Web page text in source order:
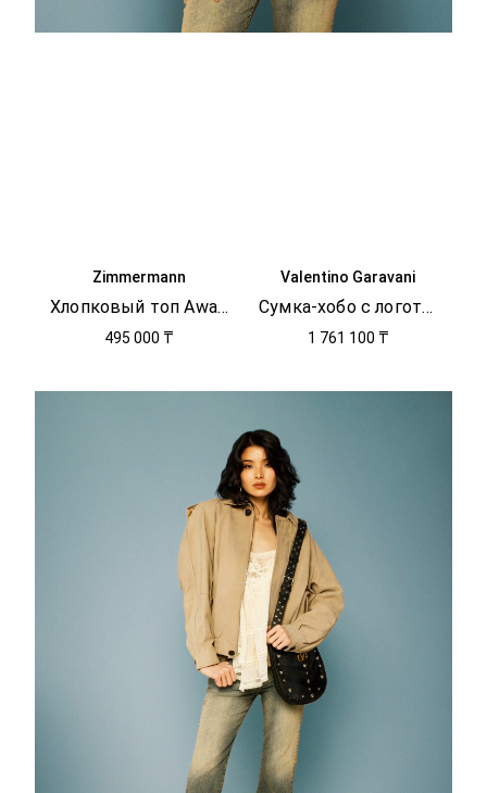
Zimmermann
Хлопковый топ Awaken
495 000 ₸
Valentino Garavani
Сумка-хобо с логотипом
1 761 100 ₸